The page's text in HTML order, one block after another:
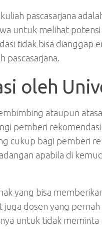
pascasarjana
untuk melihat
tidak bisa dianggap
pascasarjana.
oleh
ataupun
pemberi rekomendasi
cukup bagi pemberi
apabila di
yang bisa
dosen yang
untuk tidak